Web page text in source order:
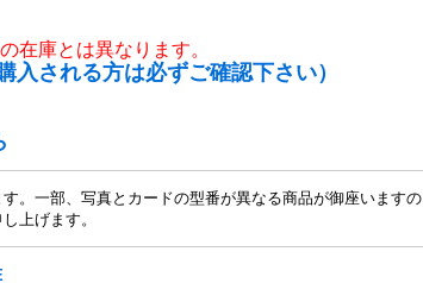
在庫とは異なります。
される方は必ずご確認下さい）
。一部、写真とカードの型番が異なる商品が御座いますの
上げます。